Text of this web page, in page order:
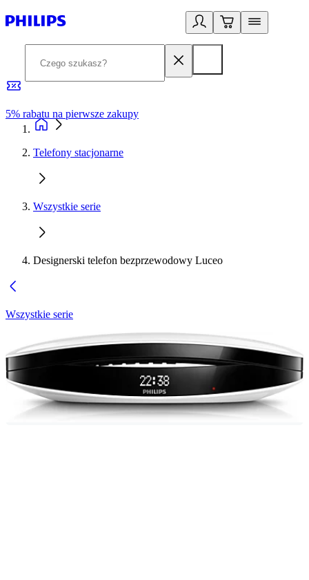
5% rabatu na pierwsze zakupy
Telefony stacjonarne
Wszystkie serie
Designerski telefon bezprzewodowy Luceo
Wszystkie serie